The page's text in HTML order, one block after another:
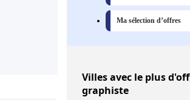
Ma sélection d’offres
Villesavec le plus
graphiste